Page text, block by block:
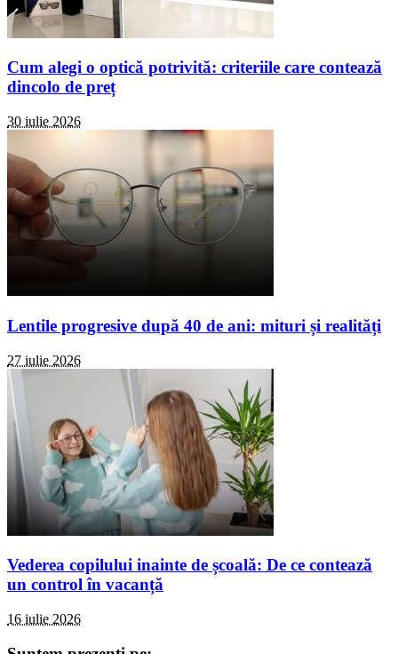
Cum alegi o optică potrivită: criteriile care contează
dincolo de preț
30 iulie 2026
Lentile progresive după 40 de ani: mituri și realități
27 iulie 2026
Vederea copilului inainte de școală: De ce contează
un control în vacanță
16 iulie 2026